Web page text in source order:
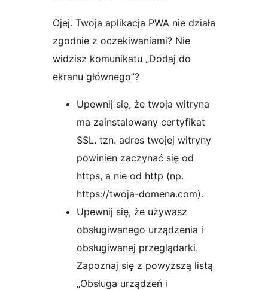
Ojej. Twoja aplikacja PWA nie działa
zgodnie z oczekiwaniami? Nie
widzisz komunikatu „Dodaj do
ekranu głównego”?
Upewnij się, że twoja witryna
ma zainstalowany certyfikat
SSL. tzn. adres twojej witryny
powinien zaczynać się od
https, a nie od http (np.
https://twoja-domena.com).
Upewnij się, że używasz
obsługiwanego urządzenia i
obsługiwanej przeglądarki.
Zapoznaj się z powyższą listą
„Obsługa urządzeń i